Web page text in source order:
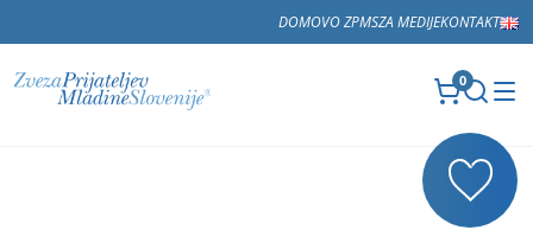
DOMOVO ZPMSZA MEDIJEKONTAKT
0